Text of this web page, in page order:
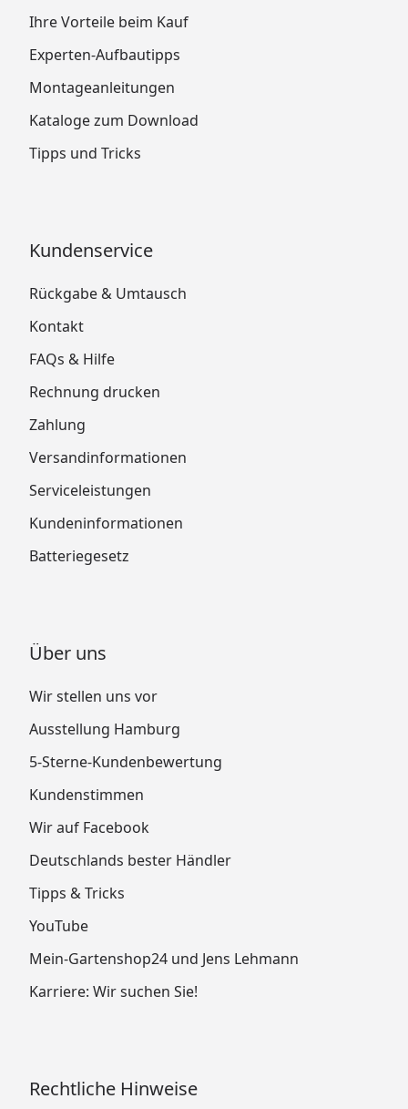
Ihre Vorteile beim Kauf
Experten-Aufbautipps
Montageanleitungen
Kataloge zum Download
Tipps und Tricks
Kundenservice
Rückgabe & Umtausch
Kontakt
FAQs & Hilfe
Rechnung drucken
Zahlung
Versandinformationen
Serviceleistungen
Kundeninformationen
Batteriegesetz
Über uns
Wir stellen uns vor
Ausstellung Hamburg
5-Sterne-Kundenbewertung
Kundenstimmen
Wir auf Facebook
Deutschlands bester Händler
Tipps & Tricks
YouTube
Mein-Gartenshop24 und Jens Lehmann
Karriere: Wir suchen Sie!
Rechtliche Hinweise